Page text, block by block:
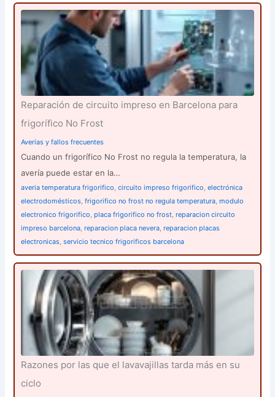
:
Reparación de circuito impreso en Barcelona para
frigorífico No Frost
Averías y fallos frecuentes
Cuando un frigorífico No Frost no regula la temperatura, la
avería puede estar en la…
averia temperatura frigorifico,circuito impreso frigorifico,electrónica
electrodomésticos,frigorifico no frost no regula temperatura,modulo
electronico frigorifico,placa frigorifico no frost,reparacion circuito
impreso barcelona,reparacion placa nevera,reparacion placas
electronicas,servicio tecnico frigorificos barcelona
Razones por las que el lavavajillas tarda más en su
ciclo